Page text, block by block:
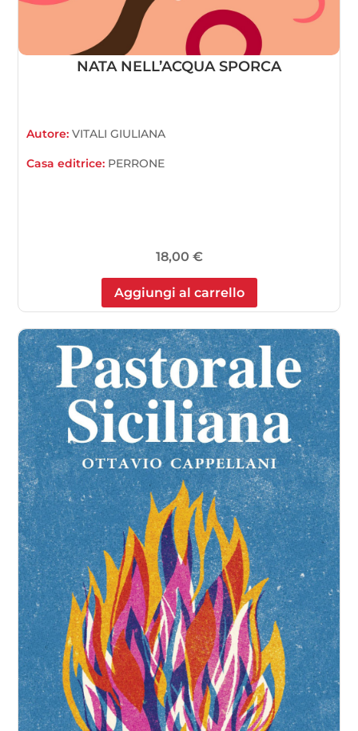
NATA NELL’ACQUA SPORCA
Autore:VITALI GIULIANA
Casa editrice: PERRONE
18,00 €
Aggiungi al carrello